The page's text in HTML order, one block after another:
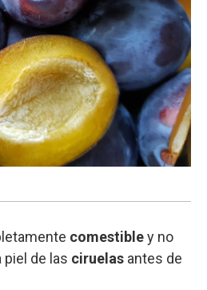
comestibley no
piel de las ciruelas antes de